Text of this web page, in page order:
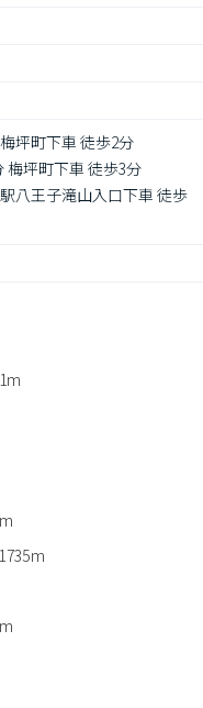
坪町下車 徒歩2分
梅坪町下車 徒歩3分
八王子滝山入口下車 徒歩